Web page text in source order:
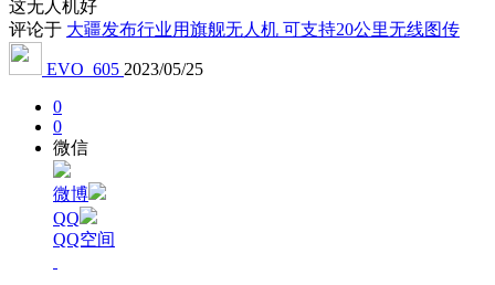
这无人机好
评论于 大疆发布行业用旗舰无人机 可支持20公里无线图传
EVO_605 2023/05/25
0
0
微信
微博
QQ
QQ空间